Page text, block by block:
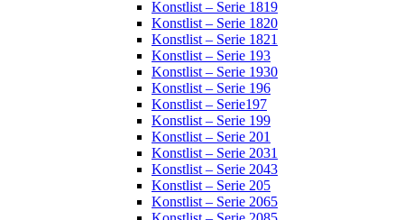
Konstlist – Serie 1819
Konstlist – Serie 1820
Konstlist – Serie 1821
Konstlist – Serie 193
Konstlist – Serie 1930
Konstlist – Serie 196
Konstlist – Serie197
Konstlist – Serie 199
Konstlist – Serie 201
Konstlist – Serie 2031
Konstlist – Serie 2043
Konstlist – Serie 205
Konstlist – Serie 2065